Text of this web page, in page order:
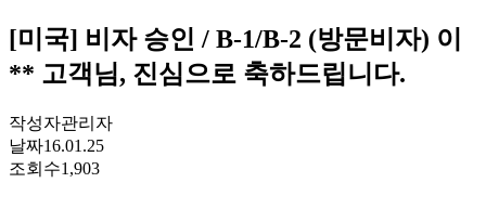
[미국] 비자 승인 / B-1/B-2 (방문비자) 이
** 고객님, 진심으로 축하드립니다.
작성자관리자
날짜16.01.25
조회수1,903